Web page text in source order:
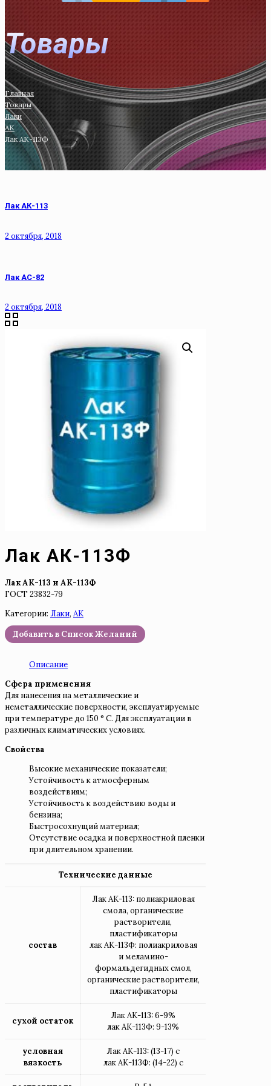
Товары
Главная
Товары
Лаки
АК
Лак АК-113Ф
Лак АК-113
2 октября, 2018
Лак АС-82
2 октября, 2018
Лак АК-113Ф
Лак АК-113 и АК-113Ф
ГОСТ 23832-79
Категории: Лаки, АК
Добавить в Список Желаний
Описание
Сфера применения
Для нанесения на металлические и
неметаллические поверхности, эксплуатируемые
при температуре до 150 ° С. Для эксплуатации в
различных климатических условиях.
Cвойства
Высокие механические показатели;
Устойчивость к атмосферным
воздействиям;
Устойчивость к воздействию воды и
бензина;
Быстросохнущий материал;
Отсутствие осадка и поверхностной пленки
при длительном хранении.
Технические данные
состав
Лак АК-113: полиакриловая
смола, органические
растворители,
пластификаторы
лак АК-113Ф: полиакриловая
и меламино-
формальдегидных смол,
органические растворители,
пластификаторы
сухой остаток
Лак АК-113: 6-9%
лак АК-113Ф: 9-13%
условная
вязкость
Лак АК-113: (13-17) с
лак АК-113Ф: (14-22) с